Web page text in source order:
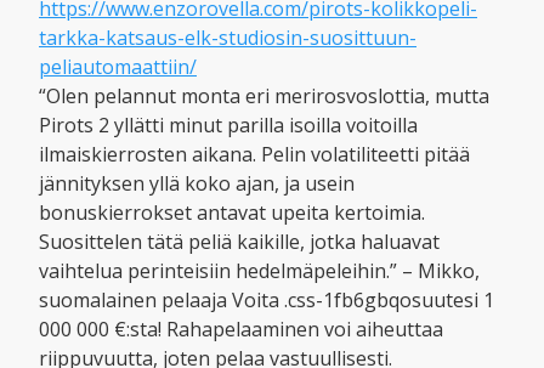
https://www.enzorovella.com/pirots-kolikkopeli-
tarkka-katsaus-elk-studiosin-suosittuun-
peliautomaattiin/
“Olen pelannut monta eri merirosvoslottia, mutta
Pirots 2 yllätti minut parilla isoilla voitoilla
ilmaiskierrosten aikana. Pelin volatiliteetti pitää
jännityksen yllä koko ajan, ja usein
bonuskierrokset antavat upeita kertoimia.
Suosittelen tätä peliä kaikille, jotka haluavat
vaihtelua perinteisiin hedelmäpeleihin.” – Mikko,
suomalainen pelaaja Voita .css-1fb6gbqosuutesi 1
000 000 €:sta! Rahapelaaminen voi aiheuttaa
riippuvuutta, joten pelaa vastuullisesti.